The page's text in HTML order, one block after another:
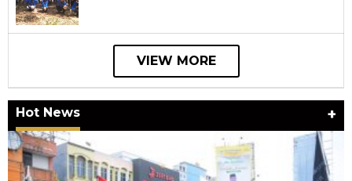
VIEW MORE
Hot News +